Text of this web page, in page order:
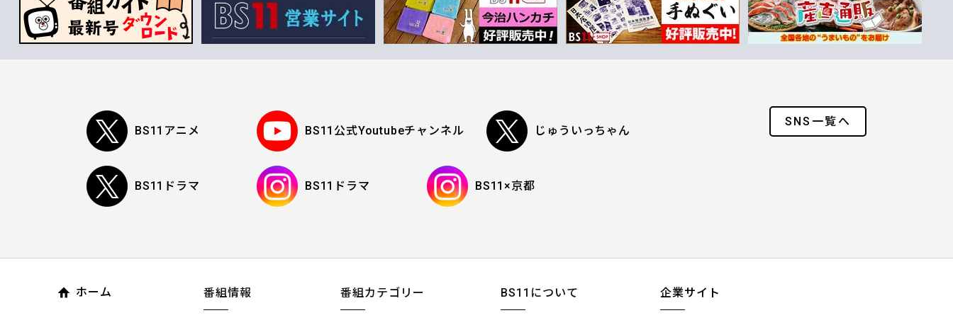
SNS一覧へ
BS11アニメ BS11公式Youtubeチャンネル じゅういっちゃん
BS11ドラマ BS11ドラマ BS11×京都
ホーム 番組情報 番組カテゴリー BS11について 企業サイト